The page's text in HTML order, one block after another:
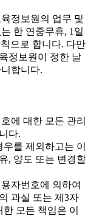
정보원의 업무 및
한 연중무휴, 1일
으로 합니다. 다만
정보원이 정한 날
합니다.
에 대한 모든 관리
다.
를 제외하고는 이
, 양도 또는 변경할
자번호에 의하여
과실 또는 제3자
모든 책임은 이